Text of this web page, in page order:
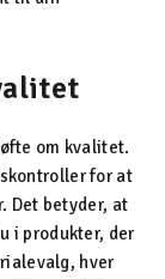
om kvalitet.
for at
Det betyder, at
i produkter, der
hver